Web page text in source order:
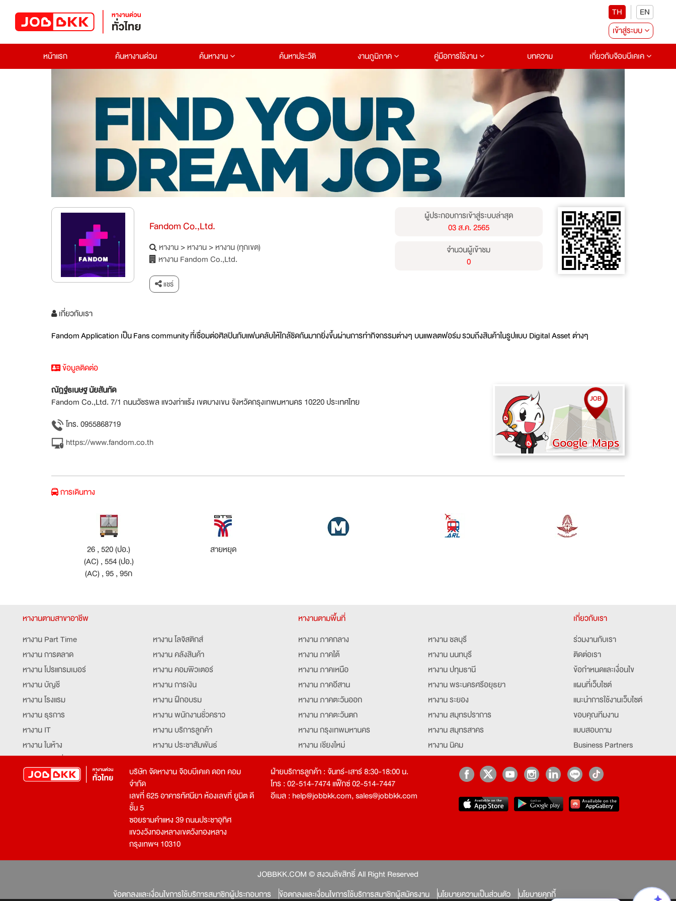
TH
EN
เข้าสู่ระบบ
หน้าแรก
ค้นหางานด่วน ค้นหางาน ค้นหาประวัติ งานภูมิภาค คู่มือการใช้งาน บทความ เกี่ยวกับจ๊อบบีเคเค
Fandom Co.,Ltd.
หางาน>หางาน>หางาน (ทุกเขต)
หางาน Fandom Co.,Ltd.
แชร์
ผู้ประกอบการเข้าสู่ระบบล่าสุด
03 ส.ค. 2565
จำนวนผู้เข้าชม
0
เกี่ยวกับเรา
Fandom Application เป็น Fans community ที่เชื่อมต่อศิลปินกับแฟนคลับให้ใกล้ชิดกันมากยิ่งขึ้นผ่านการทำกิจกรรมต่างๆ บนแพลตฟอร์ม รวมถึงสินค้าในรูปแบบ Digital Asset ต่างๆ
ข้อมูลติดต่อ
ณัฎฐ์ธเนษฐ นัยสันทัด
Fandom Co.,Ltd. 7/1 ถนนวัชรพล แขวงท่าแร้ง เขตบางเขน จังหวัดกรุงเทพมหานคร 10220 ประเทศไทย
โทร. 0955868719
https://www.fandom.co.th
การเดินทาง
26 , 520 (ปอ.)
(AC) , 554 (ปอ.)
(AC) , 95 , 95ก
สายหยุด
หางานตามสาขาอาชีพ
หางาน Part Time
หางาน การตลาด
หางาน โปรแกรมเมอร์
หางาน บัญชี
หางาน โรงแรม
หางาน ธุรการ
หางาน IT
หางาน ในห้าง
หางาน ท่องเที่ยว
หางาน จัดซื้อ
หางาน เจ้าหน้าที่รักษาความปลอดภัย
โปรแกรมเมอร์
หางาน โลจิสติกส์
หางาน คลังสินค้า
หางาน คอมพิวเตอร์
หางาน การเงิน
หางาน ฝึกอบรม
หางาน พนักงานชั่วคราว
หางาน บริการลูกค้า
หางาน ประชาสัมพันธ์
หางาน รับโทรศัพท์
หางาน ประสานงาน
หางาน จองตั๋ว
หางาน กุ๊ก
หางาน นักศึกษาฝึกงาน
หางาน Mobile Application
Developer
บริการสรรหาพนักงาน
หางานตามพื้นที่
หางาน ภาคกลาง
หางาน ภาคใต้
หางาน ภาคเหนือ
หางาน ภาคอีสาน
หางาน ภาคตะวันออก
หางาน ภาคตะวันตก
หางาน กรุงเทพมหานคร
หางาน เชียงใหม่
หางาน ฉะเชิงเทรา
หางาน ชลบุรี
หางาน นนทบุรี
หางาน ปทุมธานี
หางาน พระนครศรีอยุธยา
หางาน ระยอง
หางาน สมุทรปราการ
หางาน สมุทรสาคร
หางาน นิคม
หางานอยุธยา
เกี่ยวกับเรา
ร่วมงานกับเรา
ติดต่อเรา
ข้อกำหนดและเงื่อนไข
แผนที่เว็บไซต์
แนะนำการใช้งานเว็บไซต์
ขอบคุณทีมงาน
แบบสอบถาม
Business Partners
Partner มหาวิทยาลัย
Job Index
job
บริษัท จัดหางาน จ๊อบบีเคเค ดอท คอม
จำกัด
เลขที่ 625 อาคารทัศนียา ห้องเลขที่ ยูนิต ดี
ชั้น 5
ซอยรามคำแหง 39 ถนนประชาอุทิศ
แขวงวังทองหลางเขตวังทองหลาง
กรุงเทพฯ 10310
ฝ่ายบริการลูกค้า : จันทร์-เสาร์ 8:30-18:00 น.
โทร : 02-514-7474 แฟ็กซ์ 02-514-7447
อีเมล : help@jobbkk.com,sales@jobbkk.com
JOBBKK.COM © สงวนลิขสิทธิ์ All Right Reserved
ข้อตกลงและเงื่อนไขการใช้บริการสมาชิกผู้ประกอบการ
ข้อตกลงและเงื่อนไขการใช้บริการสมาชิกผู้สมัครงาน นโยบายความเป็นส่วนตัว นโยบายคุกกี้